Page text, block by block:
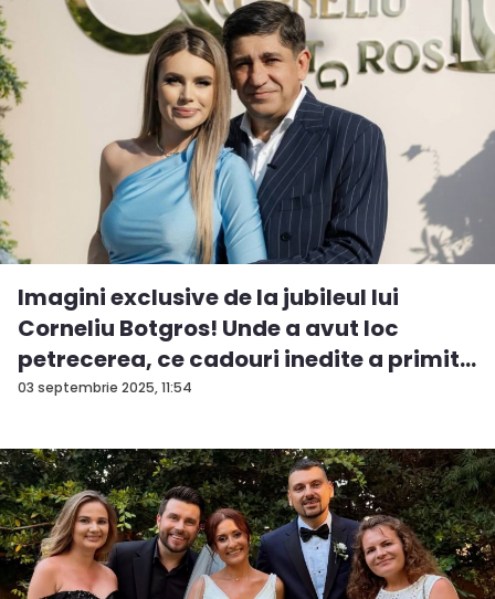
03 septembrie 2025, 11:54
Imagini exclusive de la jubileul lui
Corneliu Botgros! Unde a avut loc
petrecerea, ce cadouri inedite a primit...